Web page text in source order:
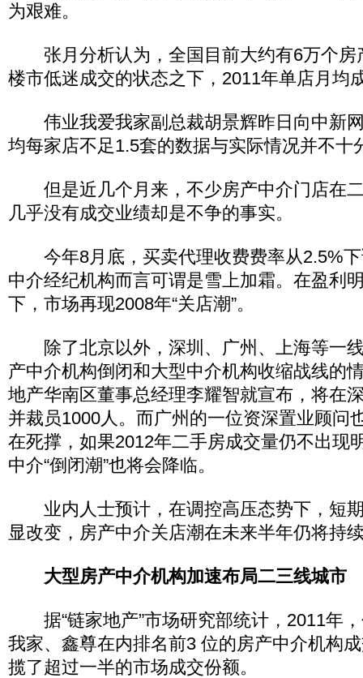
为艰难。
张月分析认为，全国目前大约有6万个房
楼市低迷成交的状态之下，2011年单店月均
伟业我爱我家副总裁胡景辉昨日向中新
均每家店不足1.5套的数据与实际情况并不十
但是近几个月来，不少房产中介门店在
几乎没有成交业绩却是不争的事实。
今年8月底，买卖代理收费费率从2.5%下
中介经纪机构而言可谓是雪上加霜。在盈利
下，市场再现2008年“关店潮”。
除了北京以外，深圳、广州、上海等一
产中介机构倒闭和大型中介机构收缩战线的
地产华南区董事总经理李耀智就宣布，将在
并裁员1000人。而广州的一位资深置业顾问
在死撑，如果2012年二手房成交量仍不出现
中介“倒闭潮”也将会降临。
业内人士预计，在调控高压态势下，短
显改变，房产中介关店潮在未来半年仍将持
大型房产中介机构加速布局二三线城市
据“链家地产”市场研究部统计，2011年
我家、鑫尊在内排名前3 位的房产中介机构
揽了超过一半的市场成交份额。